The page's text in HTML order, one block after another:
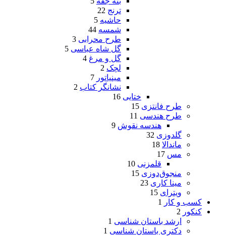
ترنج 22
حاشیه 5
شمسه 44
طرح محرابی 3
گل شاه عباسی 5
گل و مرغ 4
لچک 2
مینیاتور 7
نشانگر کتاب 2
ختایی 16
طرح فانتزی 15
طرح هندسی 11
هندسه نقوش 9
گلدوزی 32
ماندالا 18
مس 17
قلمزنی 10
منجوق‌دوزی 15
مینا کاری 23
ویترای 15
کسب و کار
1
کنکور 2
ارشد باستان شناسی 1
دکتری باستان شناسی 1